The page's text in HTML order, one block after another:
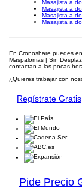
Masajista a
Masajista a
Masajista a
Masajista a
En Cronoshare puedes
Maspalomas | Sin
contactan a las pocas
¿Quieres trabajar con
Regístrate Gratis
Pide Precio